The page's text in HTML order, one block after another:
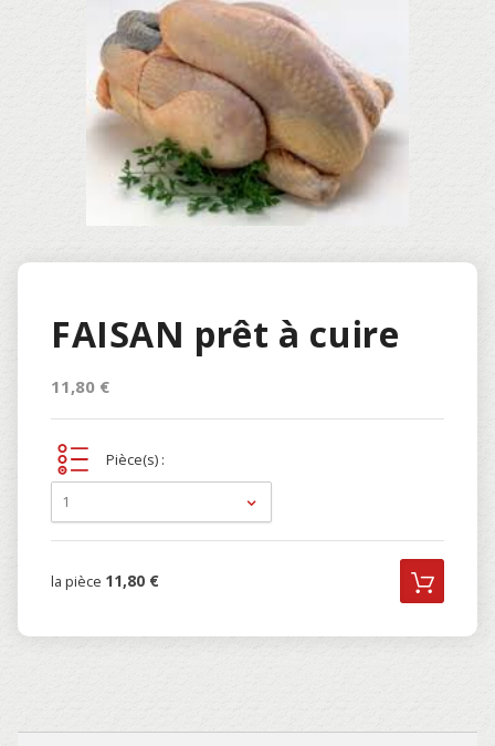
FAISAN prêt à cuire
11,80 €
Pièce(s) :
1
la pièce 11,80 €